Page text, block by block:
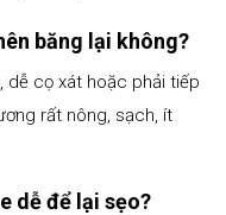
băng lại không?
dễ cọ xát hoặc phải tiếp
rất nông, sạch, ít
dễ để lại sẹo?